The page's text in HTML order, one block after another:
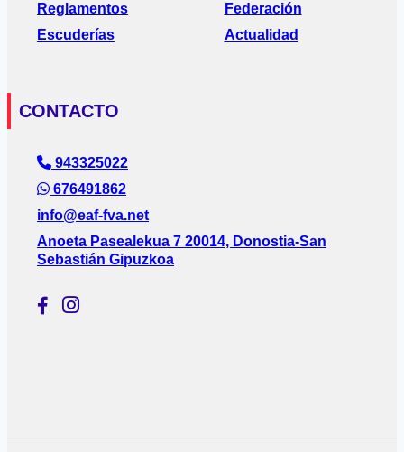
Reglamentos
Escuderías
Federación
Actualidad
CONTACTO
943325022
676491862
info@eaf-fva.net
Anoeta Pasealekua 7 20014, Donostia-San
Sebastián Gipuzkoa